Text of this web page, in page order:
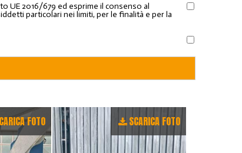
UE 2016/679 ed esprime il consenso al
particolari nei limiti, per le finalità e per la
FOTO SCARICA FOTO